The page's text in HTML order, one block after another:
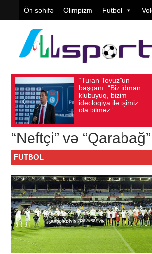
Ön səhifə Olimpizm Futbol
“Turan Tovuz”un
başqanı: “Biz idman
klubuyuq, bizim
ideologiya ilə işimiz
ola bilməz”
Baxış sayı: 217
“Neftçi” və
FUTBOL